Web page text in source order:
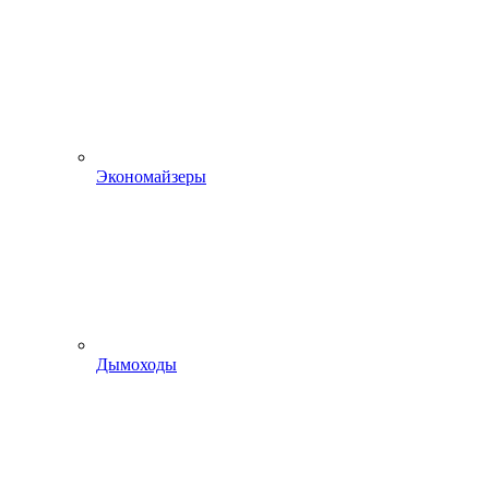
Экономайзеры
Дымоходы